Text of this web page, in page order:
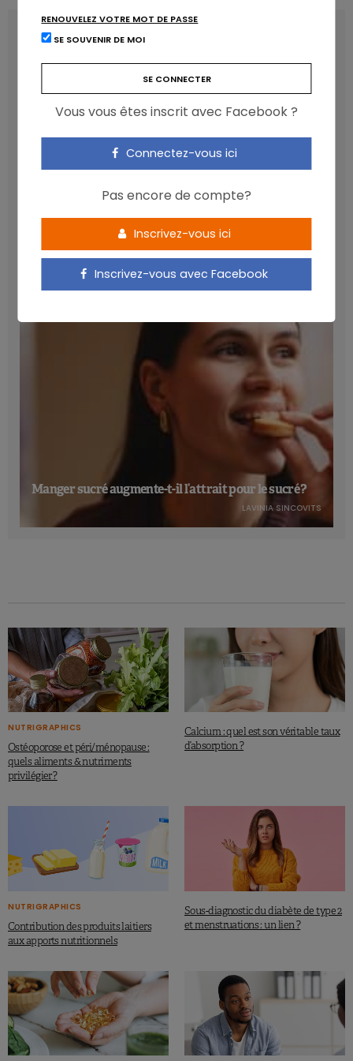
LATEST POSTS
Les anthocyanines bénéfiques pour la santé
cardiométabolique
NICOLAS GUGGENBÜHL
Manger sucré augmente-t-il l’attrait pour le sucré ?
LAVINIA SINCOVITS
NUTRIGRAPHICS
Ostéoporose et péri/ménopause :
quels aliments & nutriments
privilégier ?
Calcium : quel est son véritable taux
d’absorption ?
NUTRIGRAPHICS
Contribution des produits laitiers
aux apports nutritionnels
Sous-diagnostic du diabète de type 2
et menstruations : un lien ?
RENOUVELEZ VOTRE MOT DE PASSE
SE SOUVENIR DE MOI
Vous vous êtes inscrit avec Facebook ?
Connectez-vous ici
Pas encore de compte?
Inscrivez-vous ici
Inscrivez-vous avec Facebook